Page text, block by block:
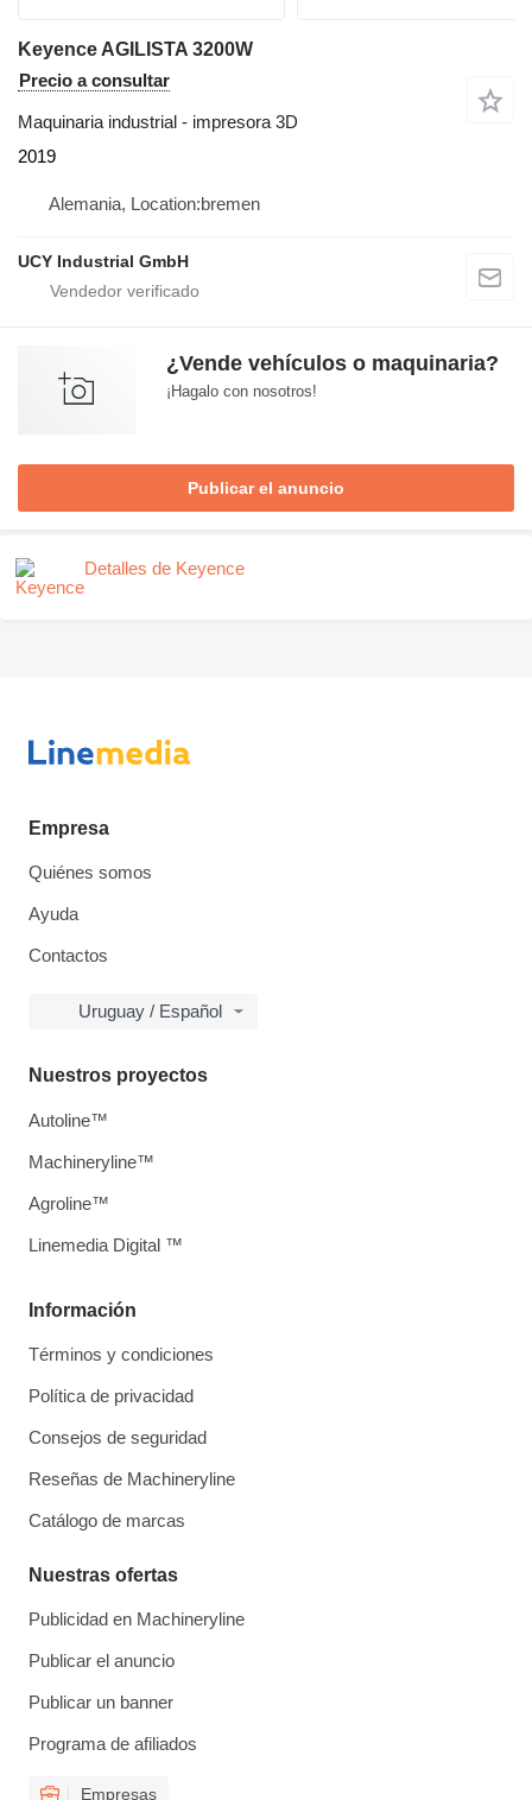
Keyence AGILISTA 3200W
Precio a consultar
Maquinaria industrial - impresora 3D
2019
Alemania, Location:bremen
UCY Industrial GmbH
¿Vende vehículos o maquinaria?
¡Hagalo con nosotros!
Publicar el anuncio
Detalles de Keyence
Empresa
Quiénes somos
Ayuda
Contactos
Uruguay / Español
Información
Términos y condiciones
Política de privacidad
Consejos de seguridad
Reseñas de Machineryline
Catálogo de marcas
Nuestras ofertas
Publicidad en Machineryline
Publicar el anuncio
Publicar un banner
Programa de afiliados
Empresas
Nuestros proyectos
Autoline™
Machineryline™
Agroline™
Linemedia Digital ™